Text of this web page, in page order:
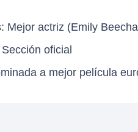
Mejor actriz (Emily
oficial
a mejor película